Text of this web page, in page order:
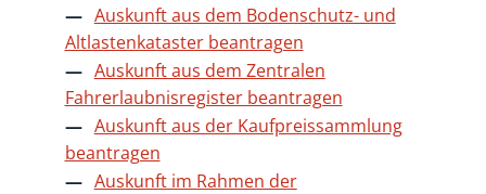
Auskunft aus dem Bodenschutz- und
Altlastenkataster beantragen
Auskunft aus dem Zentralen
Fahrerlaubnisregister beantragen
Auskunft aus der Kaufpreissammlung
beantragen
Auskunft im Rahmen der